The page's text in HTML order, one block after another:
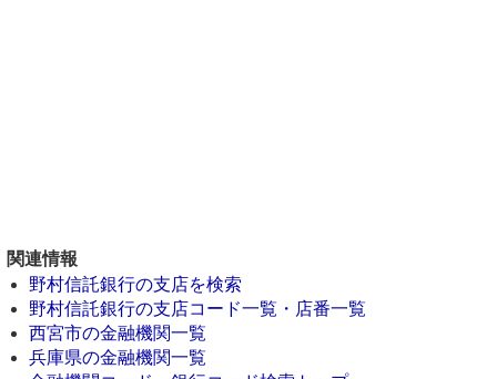
関連情報
野村信託銀行の支店を検索
野村信託銀行の支店コード一覧・店番一覧
西宮市の金融機関一覧
兵庫県の金融機関一覧